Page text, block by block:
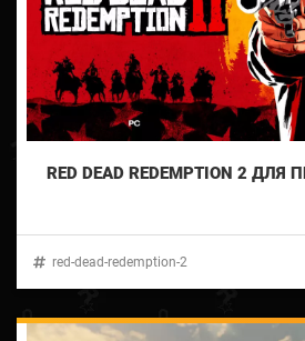
RED DEAD REDEMPTION 2
red-dead-redemption-2